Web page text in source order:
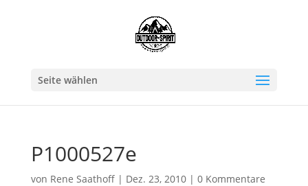
Seite wählen
P1000527e
von Rene Saathoff| Dez. 23, 2010| 0 Kommentare